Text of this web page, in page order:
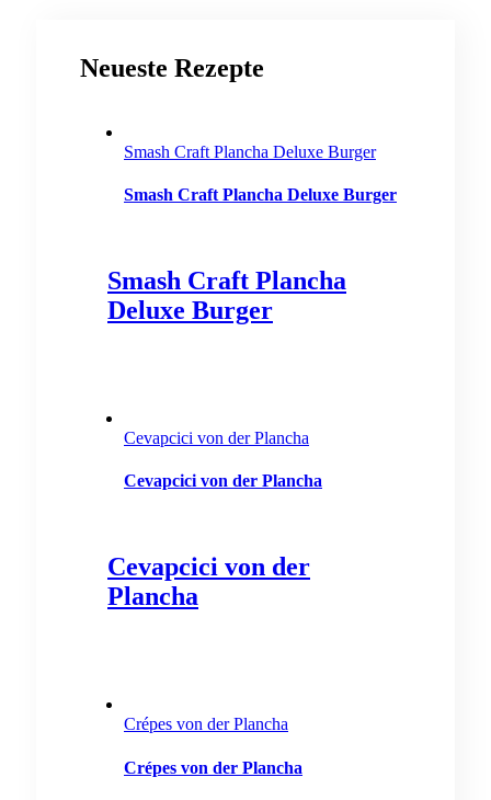
Neueste Rezepte
Smash Craft Plancha Deluxe Burger
Smash Craft Plancha Deluxe Burger
Smash Craft Plancha
Deluxe Burger
Cevapcici von der Plancha
Cevapcici von der Plancha
Cevapcici von der
Plancha
Crépes von der Plancha
Crépes von der Plancha